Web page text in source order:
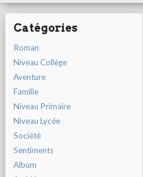
Catégories
Roman
Niveau Collège
Aventure
Famille
Niveau Primaire
Niveau Lycée
Société
Sentiments
Album